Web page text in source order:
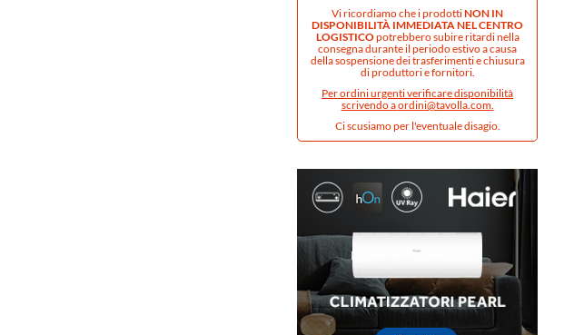
Vi ricordiamo che i prodottiNON IN
DISPONIBILITÀ IMMEDIATA NEL CENTRO
LOGISTICOpotrebbero subire ritardi nella
consegna durante il periodo estivo a causa
della sospensione dei trasferimenti e chiusura
di produttori e fornitori.
Per ordini urgenti verificare disponibilità
scrivendo aordini@tavolla.com.
Ci scusiamo per l'eventuale disagio.